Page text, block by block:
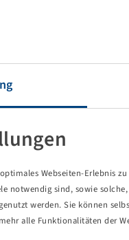
Webseiten-Erlebnis
notwendig sind, sowie
werden. Sie können
alle Funktionalitäten der
/ 185 - 13 Nexen